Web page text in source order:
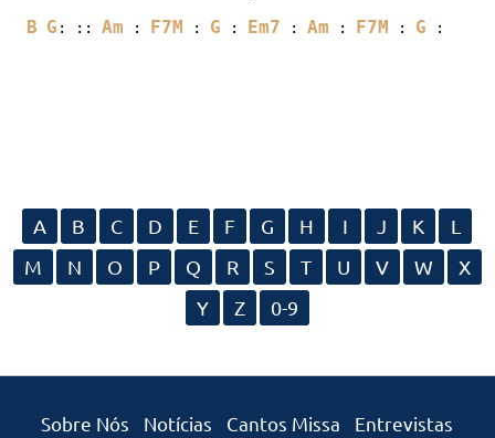
B G : :: Am : F7M : G : Em7 : Am : F7M : G :
A B C D E F G H I J K
L
M
N O P Q R S T U V W
X
Y
Z 0-9
Sobre Nós Notícias Cantos Missa Entrevistas